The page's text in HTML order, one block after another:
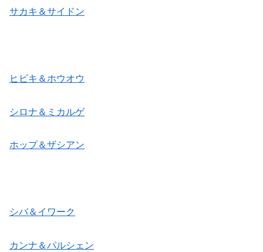
サカキ＆サイドン
ヒビキ＆ホウオウ
シロナ＆ミカルゲ
ホップ＆ザシアン
シバ＆イワーク
カンナ＆パルシェン